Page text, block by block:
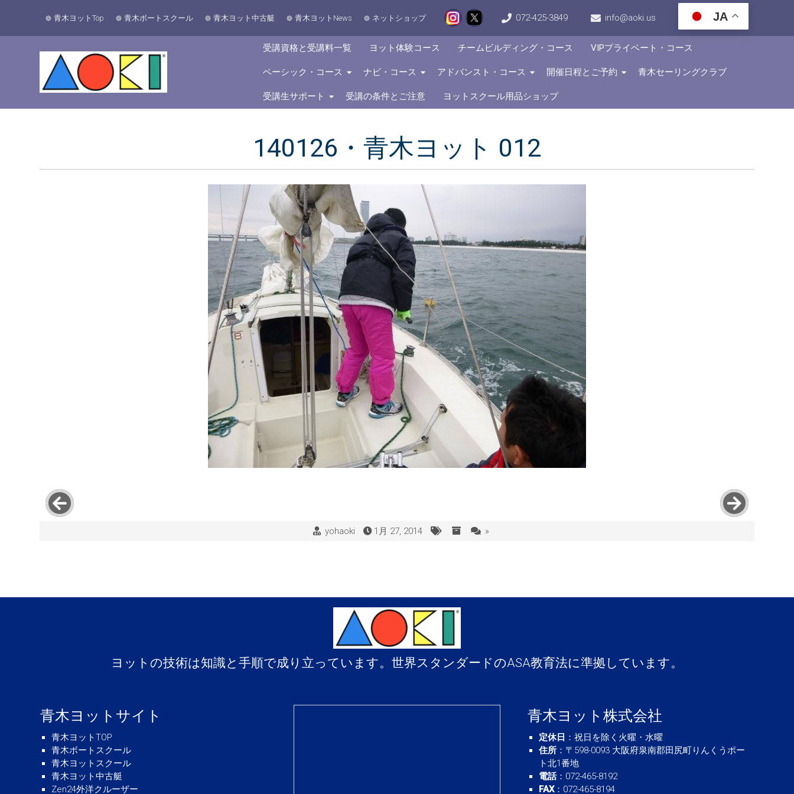
青木ヨットTop 青木ボートスクール 青木ヨット中古艇 青木ヨットNews ネットショップ 072-425-3849 info@aoki.us JA
受講資格と受講料一覧 ヨット体験コース チームビルディング・コース VIPプライベート・コース
ベーシック・コース ナビ・コース アドバンスト・コース 開催日程とご予約 青木セーリングクラブ
受講生サポート 受講の条件とご注意 ヨットスクール用品ショップ
140126・青木ヨット 012
yohaoki 1月 27, 2014 »
ヨットの技術は知識と手順で成り立っています。世界スタンダードのASA教育法に準拠しています。
青木ヨットサイト
青木ヨットTOP
青木ボートスクール
青木ヨットスクール
青木ヨット中古艇
Zen24外洋クルーザー
青木ヨット株式会社
定休日 ：祝日を除く火曜・水曜
住所 ：〒598-0093 大阪府泉南郡田尻町りんくうポー
ト北1番地
電話：072-465-8192
FAX：072-465-8194